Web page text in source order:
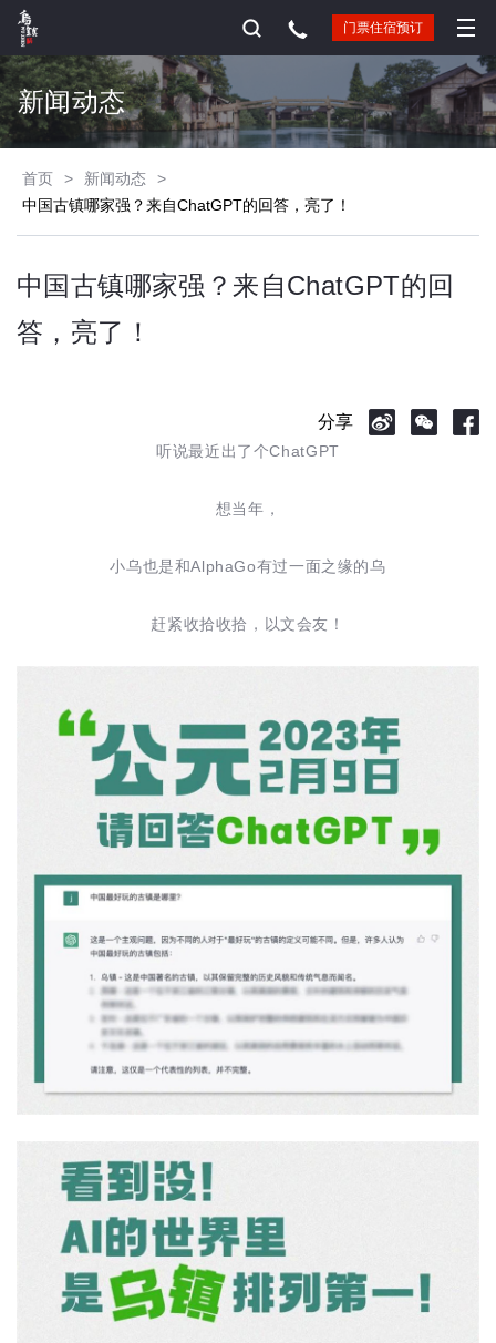
门票住宿预订
新闻动态
首页 > 新闻动态
>
中国古镇哪家强？来自ChatGPT的回答，亮了！
中国古镇哪家强？来自ChatGPT的回
答，亮了！
分享
听说最近出了个ChatGPT
想当年，
小乌也是和AlphaGo有过一面之缘的乌
赶紧收拾收拾，以文会友！